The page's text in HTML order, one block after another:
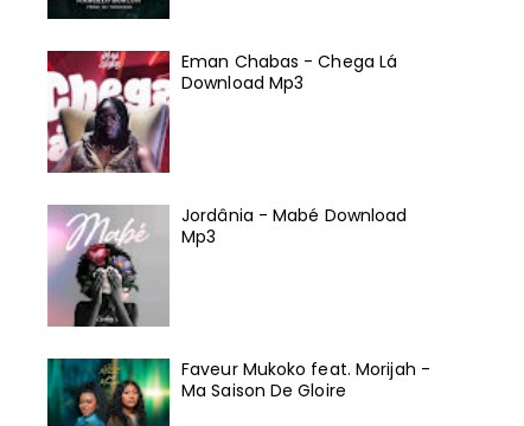
Eman Chabas - Chega Lá
Download Mp3
Jordânia - Mabé Download
Mp3
Faveur Mukoko feat. Morijah -
Ma Saison De Gloire